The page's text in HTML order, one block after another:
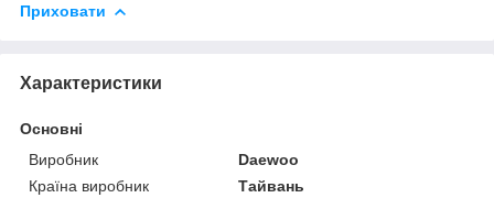
Приховати
Характеристики
Основні
Виробник
Daewoo
Країна виробник
Тайвань